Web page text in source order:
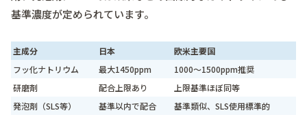
基準濃度が定められています。
主成分 日本
欧米主要国
フッ化ナトリウム
最大1450ppm
1000～1500ppm推奨
研磨剤
配合上限あり
上限基準ほぼ同等
発泡剤（SLS等）
基準以内で配合 基準類似、SLS使用標準的